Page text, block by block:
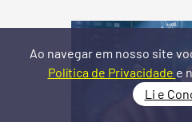
Ao navegar em nosso site
Política de Privacidade e
Li e